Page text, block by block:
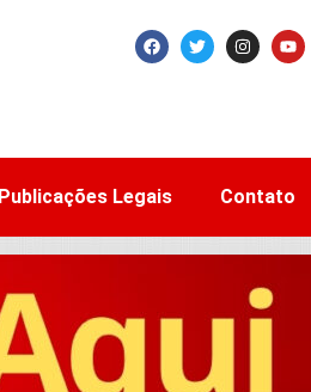
Publicações Legais Contato